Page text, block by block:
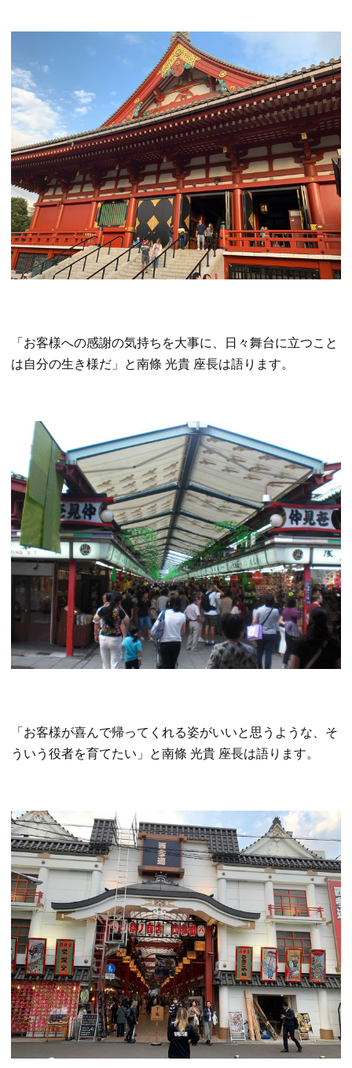
「お客様への感謝の気持ちを大事に、日々舞台に立つこと
は自分の生き様だ」と南條 光貴 座長は語ります。
「お客様が喜んで帰ってくれる姿がいいと思うような、そ
ういう役者を育てたい」と南條 光貴 座長は語ります。